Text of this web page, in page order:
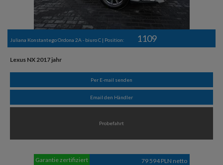
Juliana Konstantego Ordona 2A - biuro C | Position: 1109
Lexus NX 2017 jahr
Per E-mail senden
Email den Händler
Probefahrt
79 594 PLN netto
Garantie zertifiziert